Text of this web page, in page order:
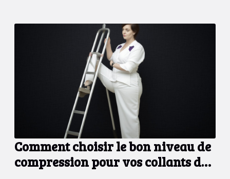
Comment choisir le bon niveau de
compression pour vos collants de